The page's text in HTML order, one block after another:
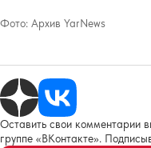
Фото: Архив YarNews
Оставить свои комментарии
группе «ВКонтакте».